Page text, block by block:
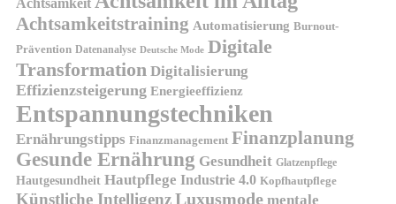
Achtsamkeit
Achtsamkeitstraining Automatisierung Burnout-
Prävention Datenanalyse Deutsche Mode Digitale
Transformation Digitalisierung
Effizienzsteigerung Energieeffizienz
Entspannungstechniken
Ernährungstipps Finanzmanagement Finanzplanung
Gesunde Ernährung Gesundheit Glatzenpflege
Hautgesundheit Hautpflege Industrie 4.0 Kopfhautpflege
Künstliche IntelligenzLuxusmode mentale